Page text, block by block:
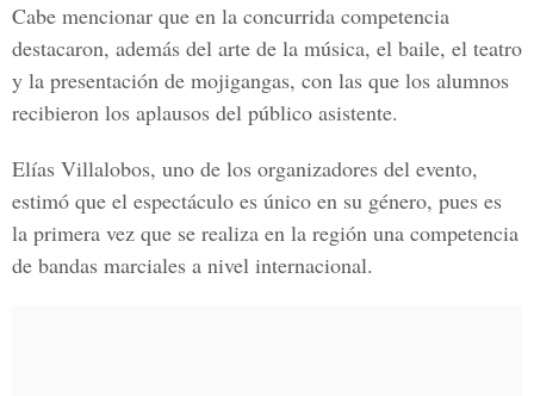
Cabe mencionar que en la concurrida competencia
destacaron, además del arte de la música, el baile, el teatro
y la presentación de mojigangas, con las que los alumnos
recibieron los aplausos del público asistente.
Elías Villalobos, uno de los organizadores del evento,
estimó que el espectáculo es único en su género, pues es
la primera vez que se realiza en la región una competencia
de bandas marciales a nivel internacional.